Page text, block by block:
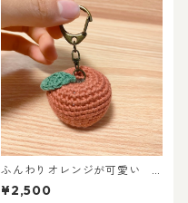
ふんわりオレンジが可愛い
上質UVコットンの手編みりん
ごキーホルダー（くすみカラ
¥2,500